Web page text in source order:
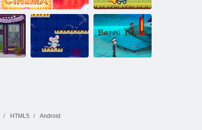
Sboschik Äpfeln
HTML5 Android